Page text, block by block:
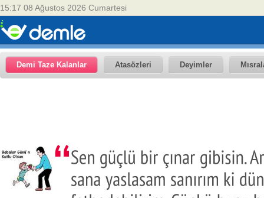
15:17 08 Ağustos 2026 Cumartesi
Demi Taze Kalanlar Atasözleri Deyimler